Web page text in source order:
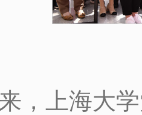
，上海大